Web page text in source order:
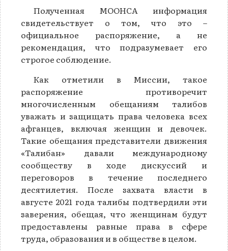
Полученная МООНСА информация
свидетельствует о том, что это –
официальное распоряжение, а не
рекомендация, что подразумевает его
строгое соблюдение.
Как отметили в Миссии, такое
распоряжение противоречит
многочисленным обещаниям талибов
уважать и защищать права человека всех
афганцев, включая женщин и девочек.
Такие обещания представители движения
«Талибан» давали международному
сообществу в ходе дискуссий и
переговоров в течение последнего
десятилетия. После захвата власти в
августе 2021 года талибы подтвердили эти
заверения, обещая, что женщинам будут
предоставлены равные права в сфере
труда, образования и в обществе в целом.